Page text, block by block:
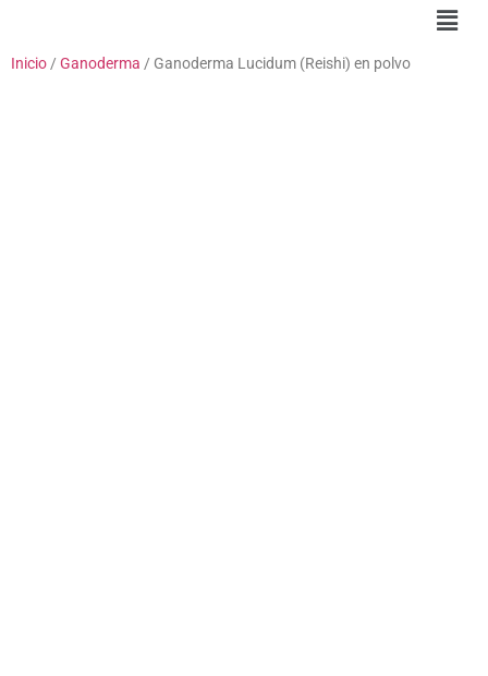
Inicio/ Ganoderma / Ganoderma Lucidum (Reishi) en polvo